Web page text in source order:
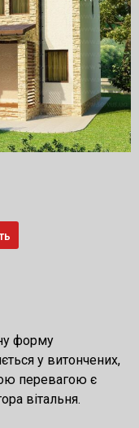
форму
у витончених,
перевагою є
вітальня.